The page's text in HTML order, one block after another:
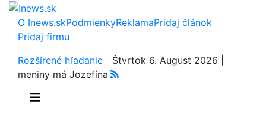
O Inews.skPodmienkyReklamaPridaj článok
Pridaj firmu
Rozšírené hľadanie
Štvrtok 6. August 2026 |
meniny má Jozefína